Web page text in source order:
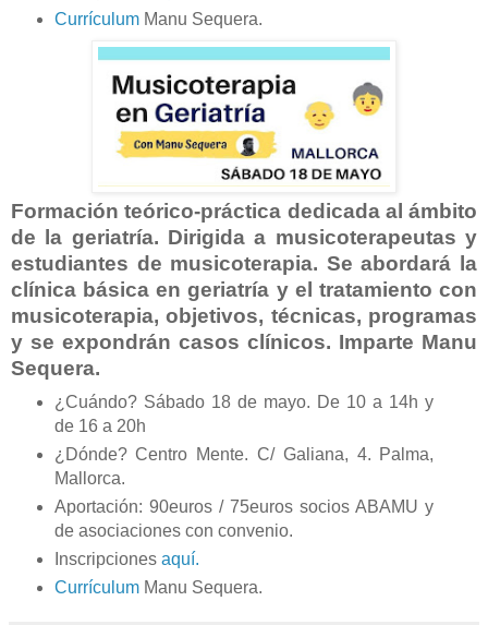
CurrículumManu Sequera.
Formación teórico-práctica dedicada al ámbito
de la geriatría. Dirigida a musicoterapeutas y
estudiantes de musicoterapia. Se abordará la
clínica básica en geriatría y el tratamiento con
musicoterapia, objetivos, técnicas, programas
y se expondrán casos clínicos. Imparte Manu
Sequera.
¿Cuándo? Sábado 18 de mayo. De 10 a 14h y
de 16 a 20h
¿Dónde? Centro Mente. C/ Galiana, 4. Palma,
Mallorca.
Aportación: 90euros / 75euros socios ABAMU y
de asociaciones con convenio.
Inscripciones aquí.
CurrículumManu Sequera.